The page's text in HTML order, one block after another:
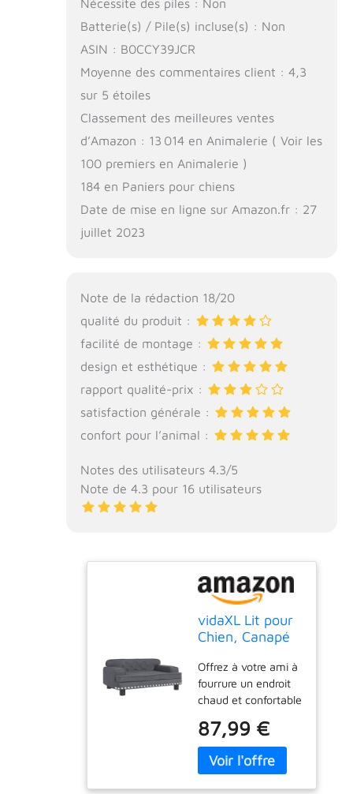
Nécessite des piles : Non
Batterie(s) / Pile(s) incluse(s) : Non
ASIN : B0CCY39JCR
Moyenne des commentaires client : 4,3
sur 5 étoiles
Classement des meilleures ventes
d’Amazon : 13 014 en Animalerie ( Voir les
100 premiers en Animalerie )
184 en Paniers pour chiens
Date de mise en ligne sur Amazon.fr : 27
juillet 2023
Note de la rédaction 18/20
qualité du produit :
facilité de montage :
design et esthétique :
rapport qualité-prix :
satisfaction générale :
confort pour l’animal :
Notes des utilisateurs 4.3/5
Note de 4.3 pour 16 utilisateurs
vidaXL Lit pour
Chien, Canapé
de Compagnie
avec Cadre en
Bois, Panier
pour Chiots
Maison
Intérieur, Gris
Foncé
70x45x30 cm
Offrez à votre ami à
fourrure un endroit
chaud et confortable
avec ce lit pour
chiens ! 【Matériau
confortable et doux
87,99 €